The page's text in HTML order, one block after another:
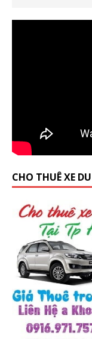
CHO THUÊ XE